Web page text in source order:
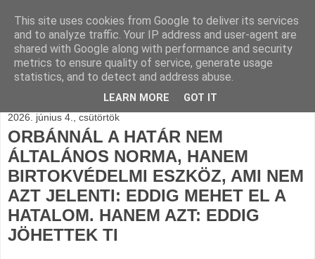
BLOGÁSZAT, napi
blogjava
2026. június 4., csütörtök
ORBÁNNÁL A HATÁR NEM
ÁLTALÁNOS NORMA, HANEM
BIRTOKVÉDELMI ESZKÖZ, AMI NEM
AZT JELENTI: EDDIG MEHET EL A
HATALOM. HANEM AZT: EDDIG
JÖHETTEK TI
This site uses cookies from Google to deliver its services
and to analyze traffic. Your IP address and user-agent are
shared with Google along with performance and security
metrics to ensure quality of service, generate usage
statistics, and to detect and address abuse.
LEARN MORE GOT IT